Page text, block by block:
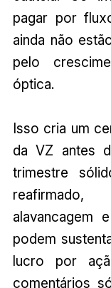
pagar por
ainda não
pelo
óptica.
Isso cria um
da VZ antes
trimestre
reafirmado,
alavancagem
podem
lucro por
comentários